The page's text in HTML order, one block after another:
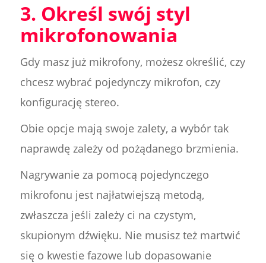
3. Określ swój styl
mikrofonowania
Gdy masz już mikrofony, możesz określić, czy
chcesz wybrać pojedynczy mikrofon, czy
konfigurację stereo.
Obie opcje mają swoje zalety, a wybór tak
naprawdę zależy od pożądanego brzmienia.
Nagrywanie za pomocą pojedynczego
mikrofonu jest najłatwiejszą metodą,
zwłaszcza jeśli zależy ci na czystym,
skupionym dźwięku. Nie musisz też martwić
się o kwestie fazowe lub dopasowanie